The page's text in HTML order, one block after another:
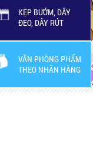
KẸP BƯỚM, DÂY
ĐEO, DÂY RÚT
VĂN PHÒNG PHẨM
THEO NHÃN HÀNG